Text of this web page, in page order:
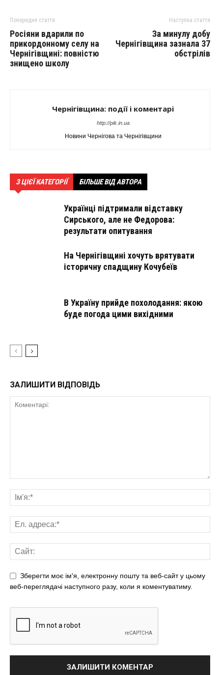
Попередня стаття
Росіяни вдарили по
прикордонному селу на
Чернігівщині: повністю
знищено школу
Наступна стаття
За минулу добу
Чернігівщина зазнала 37
обстрілів
Чернігівщина: події і коментарі
http://pik.in.ua
Новини Чернігова та Чернігівщини
З ЦІЄЇ КАТЕГОРІЇ БІЛЬШЕ ВІД АВТОРА
Українці підтримали відставку
Сирського, але не Федорова:
результати опитування
На Чернігівщині хочуть врятувати
історичну спадщину Кочубеїв
В Україну прийде похолодання: якою
буде погода цими вихідними
ЗАЛИШИТИ ВІДПОВІДЬ
Зберегти моє ім'я, електронну пошту та веб-сайт у цьому
веб-переглядачі наступного разу, коли я коментуватиму.